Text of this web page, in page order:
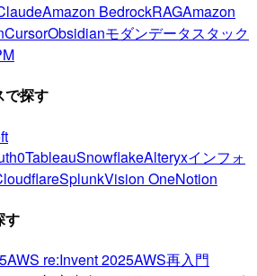
Amazon BedrockRAGAmazon
CursorObsidianモダンデータスタック
で探す
TableauSnowflakeAlteryxインフォ
SplunkVision OneNotion
す
AWS re:Invent 2025AWS再入門